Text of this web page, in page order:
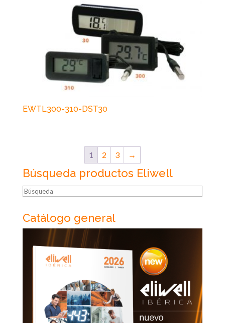
EWTL300-310-DST30
1 2 3 →
Búsqueda productos Eliwell
Búsqueda
Catálogo general